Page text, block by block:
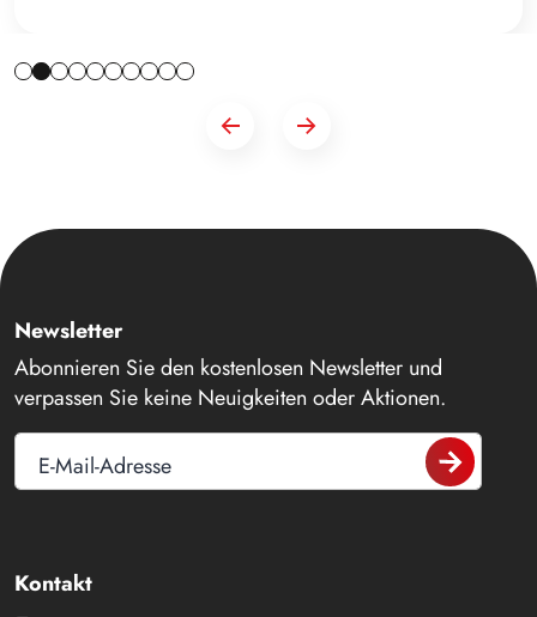
Newsletter
Abonnieren Sie den kostenlosen Newsletter und
verpassen Sie keine Neuigkeiten oder Aktionen.
E-Mail-Adresse
Kontakt